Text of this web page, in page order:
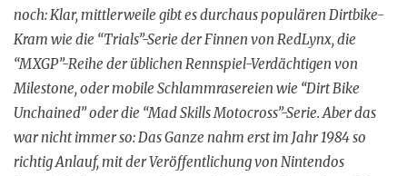
noch: Klar, mittlerweile gibt es durchaus populären Dirtbike-
Kram wie die “Trials”-Serie der Finnen von RedLynx, die
“MXGP”-Reihe der üblichen Rennspiel-Verdächtigen von
Milestone, oder mobile Schlammrasereien wie “Dirt Bike
Unchained” oder die “Mad Skills Motocross”-Serie. Aber das
war nicht immer so: Das Ganze nahm erst im Jahr 1984 so
richtig Anlauf, mit der Veröffentlichung von Nintendos